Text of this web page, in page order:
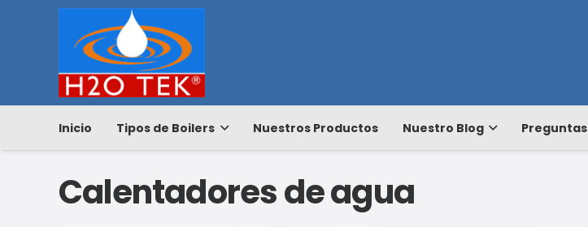
Inicio Tipos de Boilers Nuestros Productos Nuestro Blog
Calentadores de agua